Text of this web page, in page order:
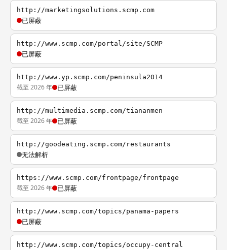
http://marketingsolutions.scmp.com
已屏蔽
http://www.scmp.com/portal/site/SCMP
已屏蔽
http://www.yp.scmp.com/peninsula2014
截至 2026 年 已屏蔽
http://multimedia.scmp.com/tiananmen
截至 2026 年 已屏蔽
http://goodeating.scmp.com/restaurants
无法解析
https://www.scmp.com/frontpage/frontpage
截至 2026 年 已屏蔽
http://www.scmp.com/topics/panama-papers
已屏蔽
http://www.scmp.com/topics/occupy-central